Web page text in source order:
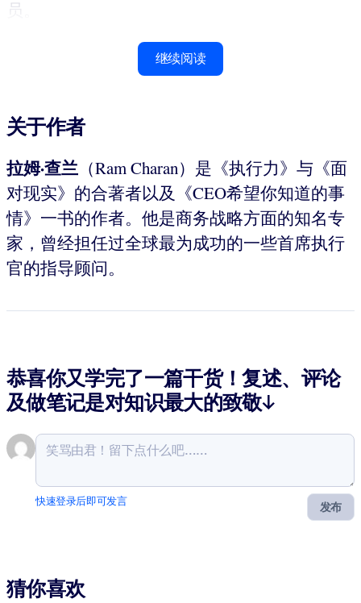
员。
继续阅读
关于作者
拉姆·查兰 （Ram Charan）是《执行力》与《面
对现实》的合著者以及《CEO希望你知道的事
情》一书的作者。他是商务战略方面的知名专
家，曾经担任过全球最为成功的一些首席执行
官的指导顾问。
恭喜你又学完了一篇干货！复述、评论
及做笔记是对知识最大的致敬↓
发布
快速登录后即可发言
猜你喜欢